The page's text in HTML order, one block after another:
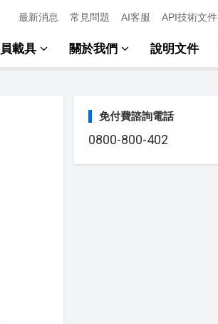
最新消息 常見問題 AI客服 API技術文件
載具 關於我們 說明文件
免付費諮詢電話
0800-800-402